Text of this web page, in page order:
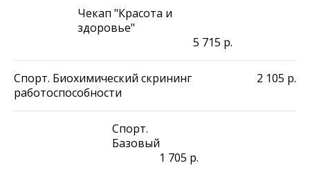
Чекап "Красота и
здоровье"
5 715 р.
Спорт. Биохимический скрининг
работоспособности
2 105 р.
Спорт.
Базовый
1 705 р.